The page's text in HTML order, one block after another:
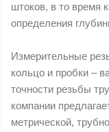
штоков, в то время
определения
Измерительные
кольцо и пробки –
точности резьбы
компании
метрической,